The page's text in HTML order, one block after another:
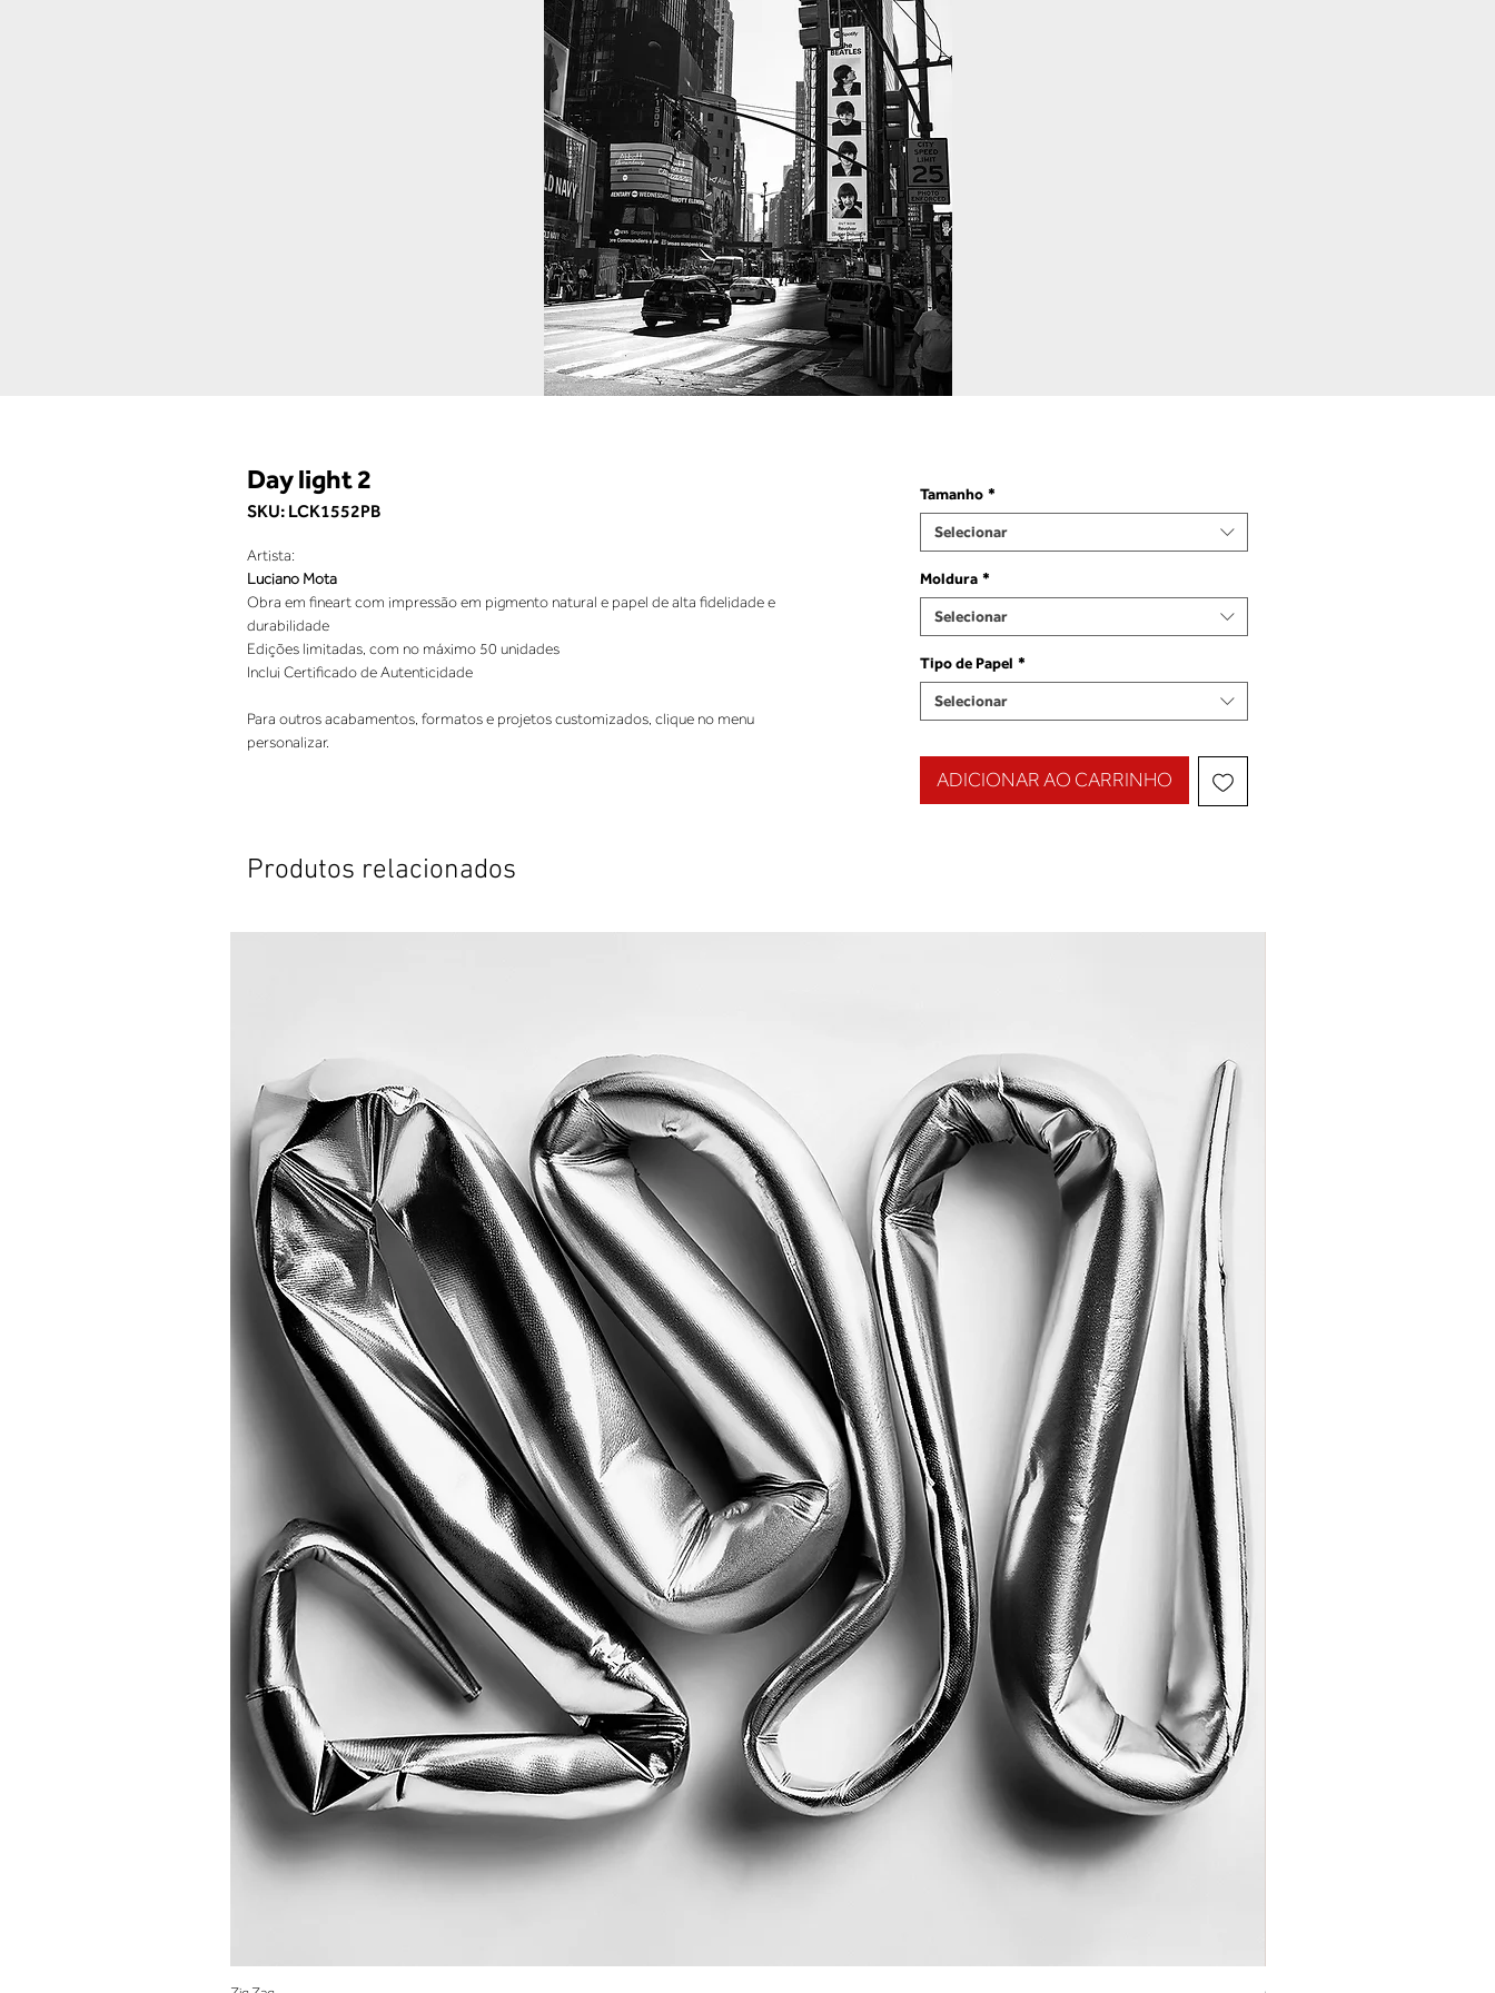
Day light 2
SKU: LCK1552PB
Artista:
Luciano Mota
Obra em fineart com impressão em pigmento natural e papel de alta fidelidade e
durabilidade
Edições limitadas, com no máximo 50 unidades
Inclui Certificado de Autenticidade
Para outros acabamentos, formatos e projetos customizados, clique no menu
personalizar.
Tamanho *
Selecionar
Moldura *
Selecionar
Tipo de Papel *
Selecionar
ADICIONAR AO CARRINHO
Produtos relacionados